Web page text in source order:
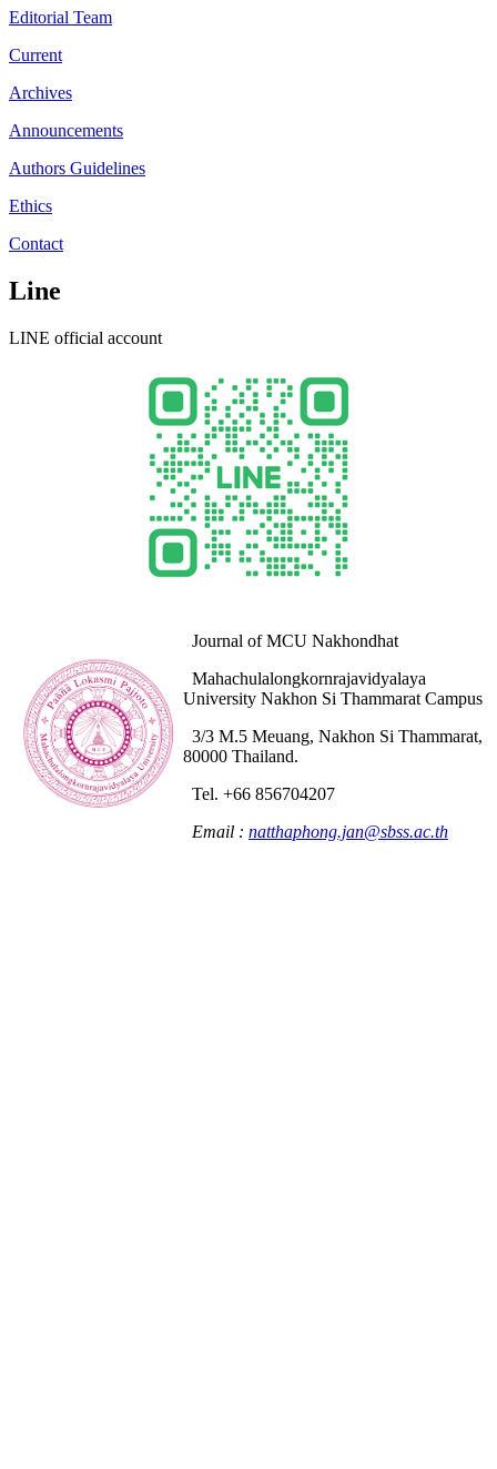
Editorial Team
Current
Archives
Announcements
Authors Guidelines
Ethics
Contact
Line
LINE official account
Journal of MCU Nakhondhat
Mahachulalongkornrajavidyalaya
University Nakhon Si Thammarat Campus
3/3 M.5 Meuang, Nakhon Si Thammarat,
80000 Thailand.
Tel. +66 856704207
Email : natthaphong.jan@sbss.ac.th